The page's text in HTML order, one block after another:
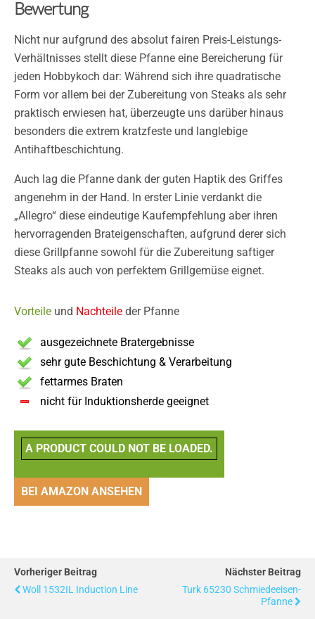
Bewertung
Nicht nur aufgrund des absolut fairen Preis-Leistungs-
Verhältnisses stellt diese Pfanne eine Bereicherung für
jeden Hobbykoch dar: Während sich ihre quadratische
Form vor allem bei der Zubereitung von Steaks als sehr
praktisch erwiesen hat, überzeugte uns darüber hinaus
besonders die extrem kratzfeste und langlebige
Antihaftbeschichtung.
Auch lag die Pfanne dank der guten Haptik des Griffes
angenehm in der Hand. In erster Linie verdankt die
„Allegro“ diese eindeutige Kaufempfehlung aber ihren
hervorragenden Brateigenschaften, aufgrund derer sich
diese Grillpfanne sowohl für die Zubereitung saftiger
Steaks als auch von perfektem Grillgemüse eignet.
Vorteile und Nachteile der Pfanne
ausgezeichnete Bratergebnisse
sehr gute Beschichtung & Verarbeitung
fettarmes Braten
nicht für Induktionsherde geeignet
A PRODUCT COULD NOT BE LOADED.
BEI AMAZON ANSEHEN
Vorheriger Beitrag
Woll 1532IL Induction Line
Nächster Beitrag
Turk 65230 Schmiedeeisen-
Pfanne